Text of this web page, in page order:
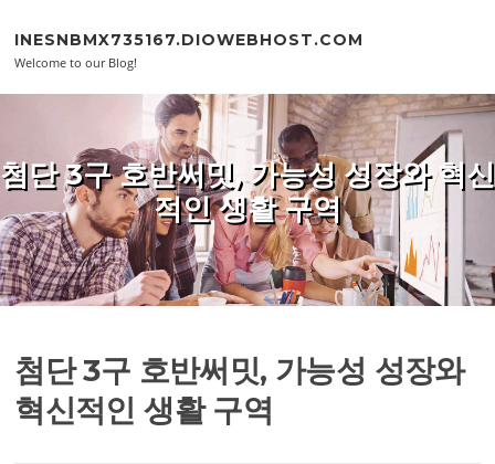
INESNBMX735167.DIOWEBHOST.COM
Welcome to our Blog!
첨단 3구 호반써밋, 가능성 성장와 혁신
적인 생활 구역
첨단 3구 호반써밋, 가능성 성장와
혁신적인 생활 구역